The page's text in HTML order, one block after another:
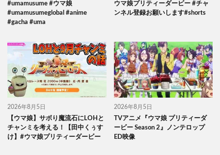
#umamusume #ウマ娘
#umamusumeglobal #anime
#gacha #uma
ウマ娘プリティーダービー #チャ
ンネル登録お願いします#shorts
2026年8月5日
【ウマ娘】サボり魔流石にLOHと
チャンミを考える！【田中くぅす
け】#ウマ娘プリティーダービー
2026年8月5日
TVアニメ『ウマ娘 プリティーダ
ービー Season 2』ノンテロップ
ED映像